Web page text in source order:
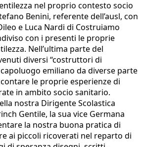
nel proprio contesto socio
Benini, referente dell’ausl, con
e Luca Nardi di Costruiamo
con i presenti le proprie
Nell’ultima parte del
diversi “costruttori di
emiliano da diverse parte
le proprie esperienze di
in ambito socio sanitario.
nostra Dirigente Scolastica
Gentile, la sua vice Germana
la nostra buona pratica di
ai piccoli ricoverati nel reparto di